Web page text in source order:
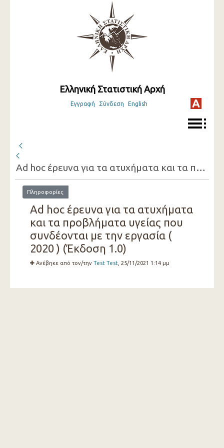
Ελληνική Στατιστική Αρχή
Εγγραφή Σύνδεση English
Ad hoc έρευνα για τα ατυχήματα και τα προβλήματα υγείας που συνδέονται με την εργασία ( 2020 )
Πληροφορίες
Ad hoc έρευνα για τα ατυχήματα
και τα προβλήματα υγείας που
συνδέονται με την εργασία (
2020 ) (Έκδοση 1.0)
Ανέβηκε από τον/την Test Test , 25/11/2021 1:14 μμ